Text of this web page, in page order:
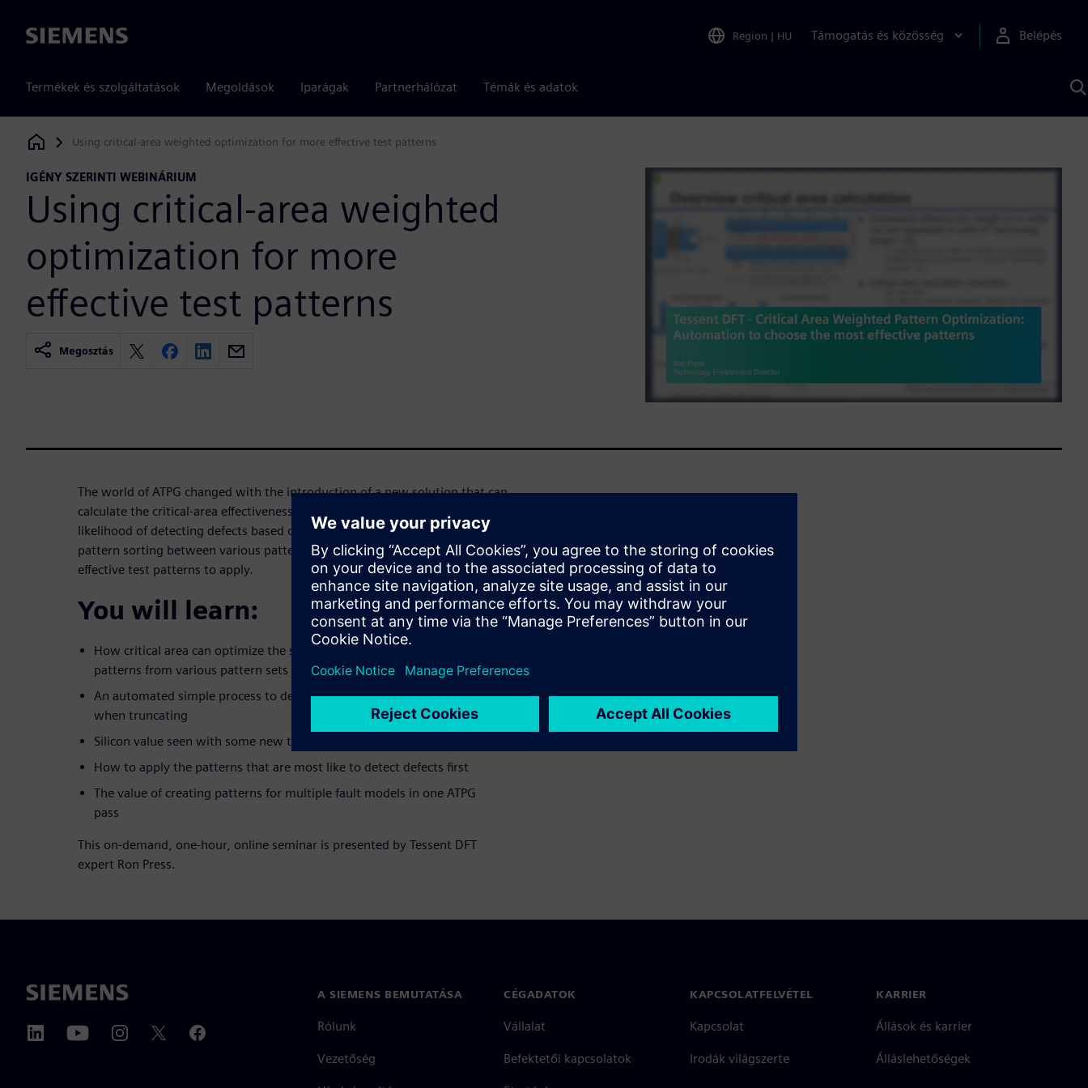
Siemens Region | HU Támogatás és közösség Belépés
Termékek és szolgáltatások Megoldások Iparágak Partnerhálózat Témák és adatok
Siemens Digital Industries Software
Using critical-area weighted optimization for more effective test patterns
IGÉNY SZERINTI WEBINÁRIUM
Using critical-area weighted
optimization for more
effective test patterns
Megosztás
The world of ATPG changed with the introduction of a new solution that can
calculate the critical-area effectiveness of each test pattern. Knowing the
likelihood of detecting defects based on their critical area, combined with
pattern sorting between various pattern sets, lets users choose the most
effective test patterns to apply.
You will learn:
How critical area can optimize the selection of the most effective
patterns from various pattern sets
An automated simple process to determine the best patterns to apply
when truncating
Silicon value seen with some new types of patterns
How to apply the patterns that are most like to detect defects first
The value of creating patterns for multiple fault models in one ATPG
pass
This on-demand, one-hour, online seminar is presented by Tessent DFT
expert Ron Press.
A SIEMENS BEMUTATÁSA
Rólunk
Vezetőség
CÉGADATOK
Vállalat
Befektetői kapcsolatok
KAPCSOLATFELVÉTEL
Kapcsolat
Irodák világszerte
KARRIER
Állások és karrier
Álláslehetőségek